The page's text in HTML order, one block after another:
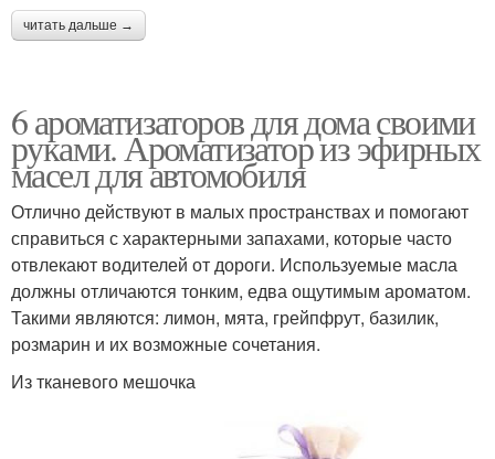
читать дальше →
6 ароматизаторов для дома своими
руками. Ароматизатор из эфирных
масел для автомобиля
Отлично действуют в малых пространствах и помогают
справиться с характерными запахами, которые часто
отвлекают водителей от дороги. Используемые масла
должны отличаются тонким, едва ощутимым ароматом.
Такими являются: лимон, мята, грейпфрут, базилик,
розмарин и их возможные сочетания.
Из тканевого мешочка